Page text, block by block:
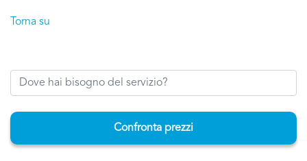
Torna su
Confronta prezzi